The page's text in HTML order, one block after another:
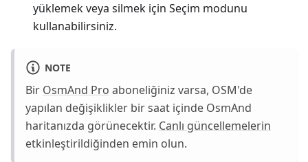
yüklemek veya silmek için Seçim modunu
kullanabilirsiniz.
NOTE
Bir OsmAnd Pro aboneliğiniz varsa, OSM'de
yapılan değişiklikler bir saat içinde OsmAnd
haritanızda görünecektir. Canlı güncellemelerin
etkinleştirildiğinden emin olun.